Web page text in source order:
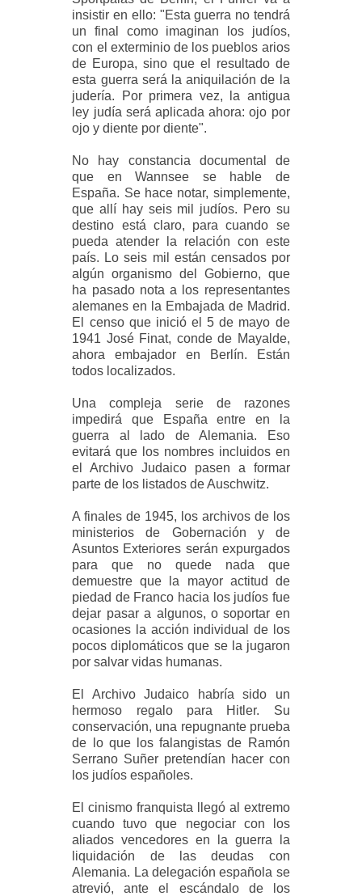
insistir en ello: "Esta guerra no tendrá
un final como imaginan los judíos,
con el exterminio de los pueblos arios
de Europa, sino que el resultado de
esta guerra será la aniquilación de la
judería. Por primera vez, la antigua
ley judía será aplicada ahora: ojo por
ojo y diente por diente".
No hay constancia documental de
que en Wannsee se hable de
España. Se hace notar, simplemente,
que allí hay seis mil judíos. Pero su
destino está claro, para cuando se
pueda atender la relación con este
país. Lo seis mil están censados por
algún organismo del Gobierno, que
ha pasado nota a los representantes
alemanes en la Embajada de Madrid.
El censo que inició el 5 de mayo de
1941 José Finat, conde de Mayalde,
ahora embajador en Berlín. Están
todos localizados.
Una compleja serie de razones
impedirá que España entre en la
guerra al lado de Alemania. Eso
evitará que los nombres incluidos en
el Archivo Judaico pasen a formar
parte de los listados de Auschwitz.
A finales de 1945, los archivos de los
ministerios de Gobernación y de
Asuntos Exteriores serán expurgados
para que no quede nada que
demuestre que la mayor actitud de
piedad de Franco hacia los judíos fue
dejar pasar a algunos, o soportar en
ocasiones la acción individual de los
pocos diplomáticos que se la jugaron
por salvar vidas humanas.
El Archivo Judaico habría sido un
hermoso regalo para Hitler. Su
conservación, una repugnante prueba
de lo que los falangistas de Ramón
Serrano Suñer pretendían hacer con
los judíos españoles.
El cinismo franquista llegó al extremo
cuando tuvo que negociar con los
aliados vencedores en la guerra la
liquidación de las deudas con
Alemania. La delegación española se
atrevió, ante el escándalo de los